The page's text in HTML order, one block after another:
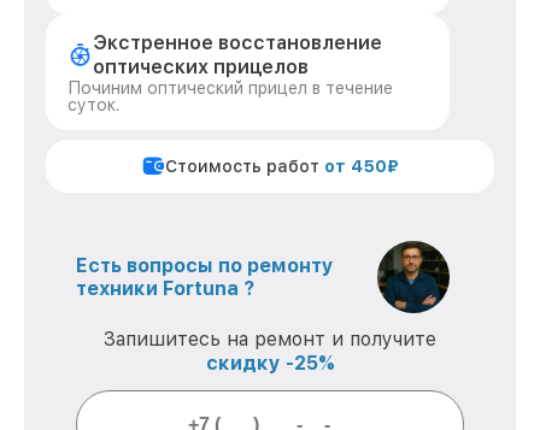
Экстренное восстановление
оптических прицелов
Починим оптический прицел в течение
суток.
Стоимость работ от 450₽
Есть вопросы по ремонту
техники Fortuna ?
Запишитесь на ремонт и получите
скидку -25%